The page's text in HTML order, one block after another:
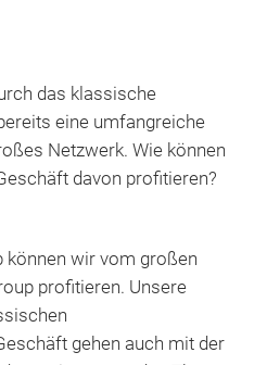
das klassische
eine umfangreiche
Netzwerk. Wie können
davon profitieren?
können wir vom großen
profitieren. Unsere
gehen auch mit der